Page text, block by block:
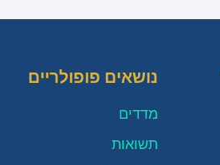
נושאים פופולריים
מדדים
תשואות